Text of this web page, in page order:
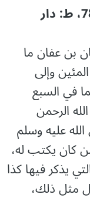
سنن ابی داؤد: (رقم الحدیث: 786، ط: دار
بن عفان ما
وإلى
في السبع
الرحمن
عليه وسلم
كان يكتب له،
يذكر فيها كذا
مثل ذلك،